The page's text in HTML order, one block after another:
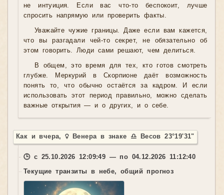
не интуиция. Если вас что-то беспокоит, лучше
спросить напрямую или проверить факты.
Уважайте чужие границы. Даже если вам кажется,
что вы разгадали чей-то секрет, не обязательно об
этом говорить. Люди сами решают, чем делиться.
В общем, это время для тех, кто готов смотреть
глубже. Меркурий в Скорпионе даёт возможность
понять то, что обычно остаётся за кадром. И если
использовать этот период правильно, можно сделать
важные открытия — и о других, и о себе.
Как и вчера, ♀ Венера в знаке ♎ Весов 23°19'31"
🕒 с 25.10.2026 12:09:49 — по 04.12.2026 11:12:40
Текущие транзиты в небе, общий прогноз